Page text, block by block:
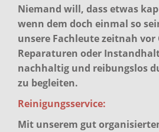
Niemand will, dass etwas
wenn dem doch einmal so
unsere Fachleute zeitnah vor
Reparaturen oder
nachhaltig und reibungslos
zu begleiten.
Reinigungsservice:
Mit unserem gut